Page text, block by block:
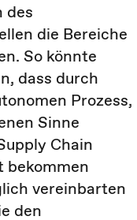
des
die Bereiche
So könnte
dass durch
Prozess,
Sinne
Chain
bekommen
vereinbarten
den